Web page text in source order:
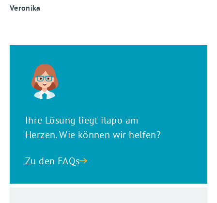
Veronika
Ihre Lösung liegt ilapo am
Herzen. Wie können wir helfen?
Zu den FAQs